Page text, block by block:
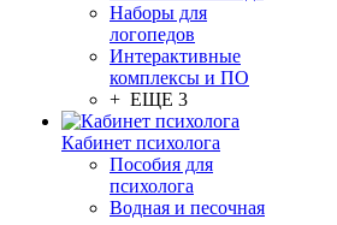
Наборы для
логопедов
Интерактивные
комплексы и ПО
+ ЕЩЕ 3
Кабинет психолога
Пособия для
психолога
Водная и песочная